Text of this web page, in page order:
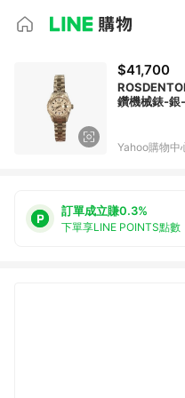
$41,700
鑽機械錶-
Yahoo購物中
訂單成立賺0.3%
下單享LINE POINTS點數